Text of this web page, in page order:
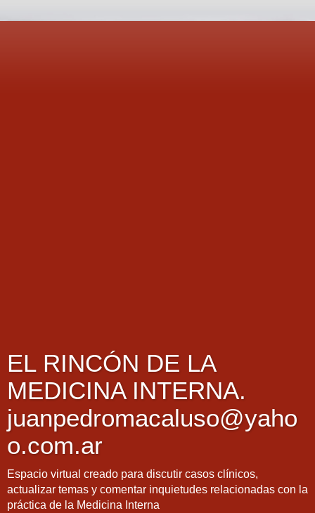
EL RINCÓN DE LA
MEDICINA INTERNA.
juanpedromacaluso@yaho
o.com.ar
Espacio virtual creado para discutir casos clínicos,
actualizar temas y comentar inquietudes relacionadas con la
práctica de la Medicina Interna